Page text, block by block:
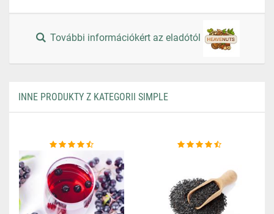
További információkért az eladótól
INNE PRODUKTY Z KATEGORII SIMPLE